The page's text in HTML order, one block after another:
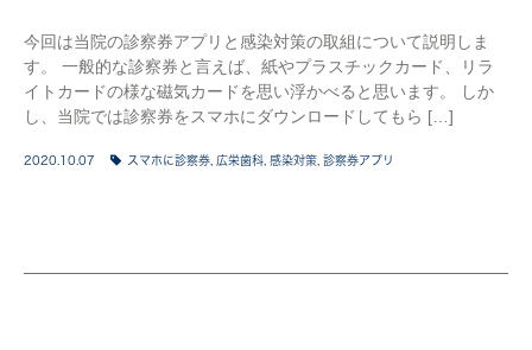
今回は当院の診察券アプリと感染対策の取組について説明しま
す。 一般的な診察券と言えば、紙やプラスチックカード、リラ
イトカードの様な磁気カードを思い浮かべると思います。 しか
し、当院では診察券をスマホにダウンロードしてもら […]
2020.10.07 スマホに診察券 広栄歯科 感染対策 診察券アプリ